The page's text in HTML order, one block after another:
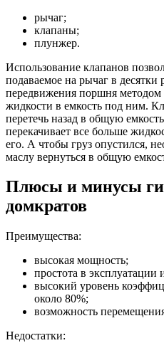
рычаг;
клапаны;
плунжер.
Использование клапанов
подаваемое на рычаг в
передвижения поршня методом
жидкости в емкость под ним.
перетечь назад в общую
перекачивает все больше
его. А чтобы груз опустился,
маслу вернуться в общую
Плюсы и минусы
домкратов
Преимущества:
высокая мощность;
простота в эксплуатации
высокий уровень
около 80%;
возможность
Недостатки: